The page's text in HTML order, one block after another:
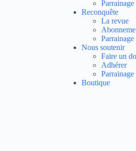
Parrainage
Reconquête
La revue
Nous soutenir
Faire un
Adhérer
Parrainage
Boutique